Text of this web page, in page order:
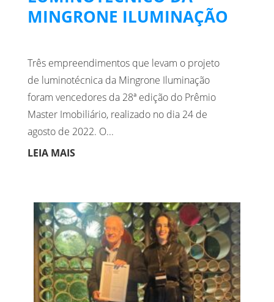
MINGRONE ILUMINAÇÃO
Três empreendimentos que levam o projeto
de luminotécnica da Mingrone Iluminação
foram vencedores da 28ª edição do Prêmio
Master Imobiliário, realizado no dia 24 de
agosto de 2022. O...
LEIA MAIS